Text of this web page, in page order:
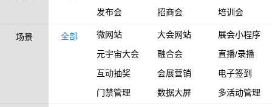
发布会
招商会 培训会
场景 全部 微网站 大会网站
展会小程序
元宇宙大会
融合会
直播/录播
互动抽奖
会展营销
电子签到
门禁管理
数据大屏 多活动管理